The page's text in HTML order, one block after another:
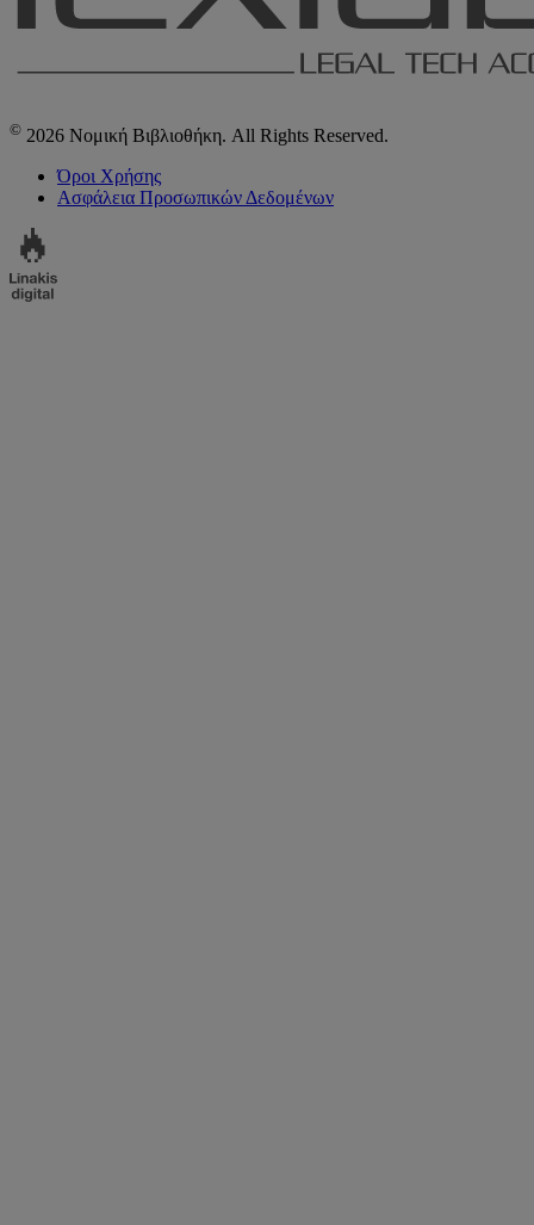
© 2026 Νομική Βιβλιοθήκη. All Rights Reserved.
Όροι Χρήσης
Ασφάλεια Προσωπικών Δεδομένων